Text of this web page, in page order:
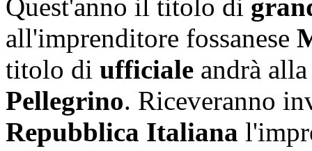
Quest'anno il titolo di
all'imprenditore fossanese
titolo di ufficiale andrà
Pellegrino. Riceveranno
Repubblica Italiana